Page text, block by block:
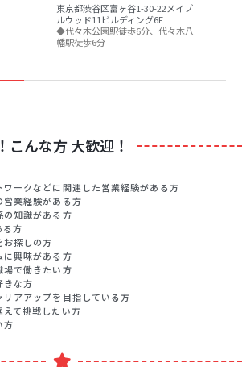
東京都渋谷区富ヶ谷1-30-22メイプ
ルウッド11ビルディング6F
◆代々木公園駅徒歩6分、代々木八
幡駅徒歩6分
！こんな方 大歓迎！
ークなどに関連した営業経験がある方
業経験がある方
の知識がある方
る方
お探しの方
に興味がある方
場で働きたい方
きな方
リアアップを目指している方
て挑戦したい方
方